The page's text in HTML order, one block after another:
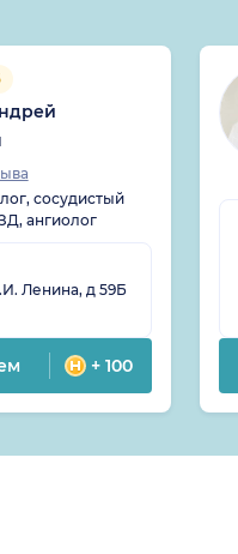
сосудистый
ангиолог
Ленина, д 59Б
+ 100